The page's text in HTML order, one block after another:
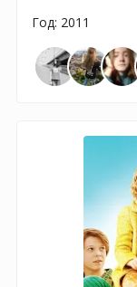
Год: 2011